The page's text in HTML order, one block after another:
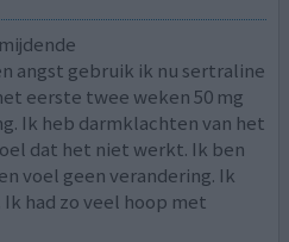
angst gebruik ik nu sertraline
eerste twee weken 50 mg
Ik heb darmklachten van het
dat het niet werkt. Ik ben
voel geen verandering. Ik
had zo veel hoop met